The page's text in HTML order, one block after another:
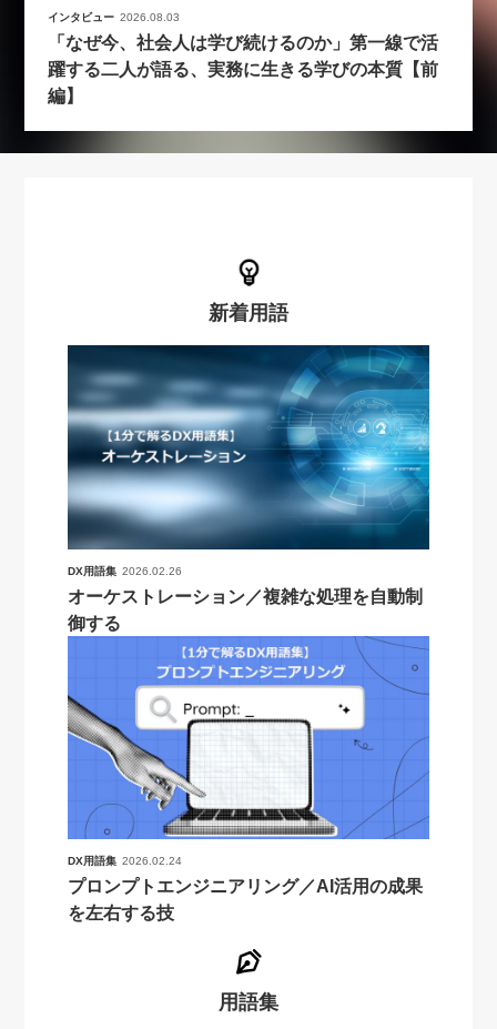
インタビュー 2026.08.03
「なぜ今、社会人は学び続けるのか」第一線で活
躍する二人が語る、実務に生きる学びの本質【前
編】
新着用語
DX用語集 2026.02.26
オーケストレーション／複雑な処理を自動制
御する
DX用語集 2026.02.24
プロンプトエンジニアリング／AI活用の成果
を左右する技
用語集